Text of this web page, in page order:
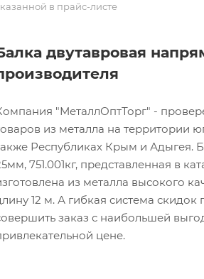
в прайс-листе
двутавровая
"МеталлОптТорг" -
из металла на территории
Республиках Крым и Адыгея.
751.001кг, представленная в
из металла высокого
12 м. А гибкая система скидок
заказ с наибольшей
цене.